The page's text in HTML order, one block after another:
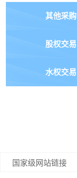
其他采购
股权交易
水权交易